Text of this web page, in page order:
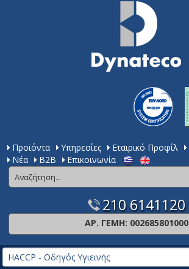
Προϊόντα Υπηρεσίες Εταιρικό Προφίλ
Νέα
Β2Β Επικοινωνία
210 6141120
ΑΡ. ΓΕΜΗ: 002685801000